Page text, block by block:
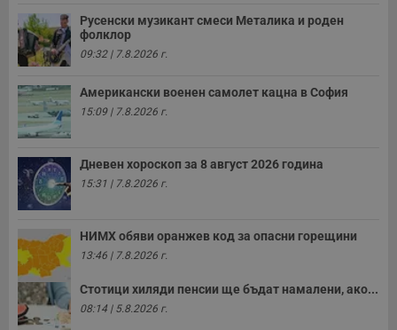
Русенски музикант смеси Металика и роден
фолклор
09:32 | 7.8.2026 г.
Американски военен самолет кацна в София
15:09 | 7.8.2026 г.
Дневен хороскоп за 8 август 2026 година
15:31 | 7.8.2026 г.
НИМХ обяви оранжев код за опасни горещини
13:46 | 7.8.2026 г.
Стотици хиляди пенсии ще бъдат намалени, ако...
08:14 | 5.8.2026 г.